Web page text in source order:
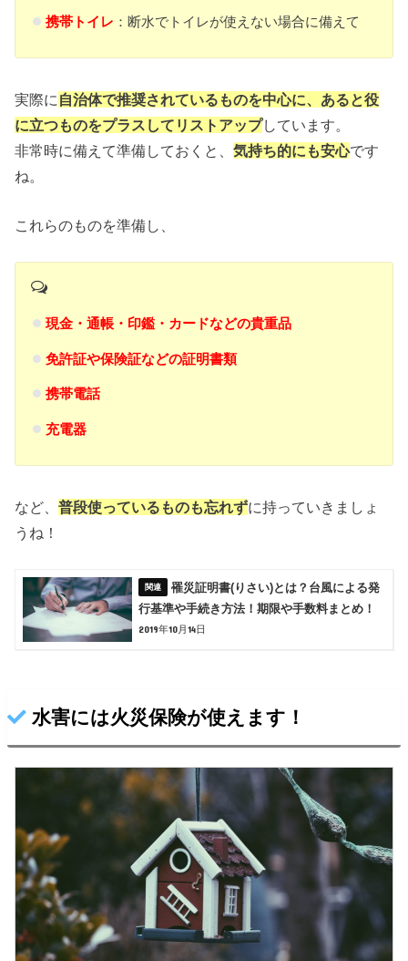
携帯トイレ ：断水でトイレが使えない場合に備えて
実際に 自治体で推奨されているものを中心に、あると役
に立つものをプラスしてリストアップしています。
非常時に備えて準備しておくと、気持ち的にも安心です
ね。
これらのものを準備し、
現金・通帳・印鑑・カードなどの貴重品
免許証や保険証などの証明書類
携帯電話
充電器
など、普段使っているものも忘れずに持っていきましょ
うね！
罹災証明書(りさい)とは？台風による発
行基準や手続き方法！期限や手数料まとめ！
2019年10月14日
水害には火災保険が使えます！